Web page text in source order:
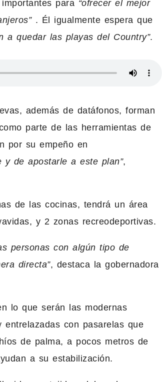
para “ofrecer el mejor
. Él igualmente espera que
a quedar las playas del Country”.
además de datáfonos, forman
parte de las herramientas de
por su empeño en
y de apostarle a este plan”,
de las cocinas, tendrá un área
y 2 zonas recreodeportivas.
personas con algún tipo de
directa”, destaca la gobernadora
lo que serán las modernas
con pasarelas que
de palma, a pocos metros de
a su estabilización.